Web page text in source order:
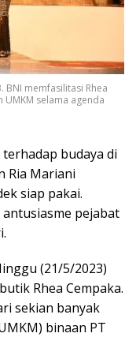
BNI memfasilitasi Rhea
selama agenda
terhadap budaya di
Ria Mariani
siap pakai.
pejabat
(21/5/2023)
Rhea Cempaka.
sekian banyak
binaan PT